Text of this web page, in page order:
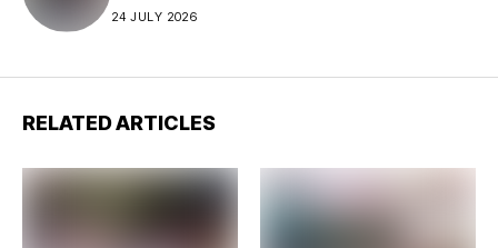
24 JULY 2026
RELATED ARTICLES